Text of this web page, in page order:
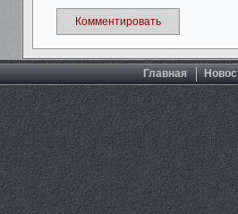
Комментировать
Главная